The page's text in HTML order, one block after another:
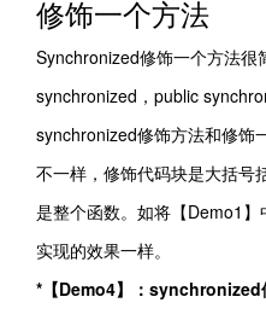
修饰一个方法
Synchronized修饰一个方法很
synchronized，public
synchronized修饰方法和修饰
不一样，修饰代码块是大括号
是整个函数。如将【Demo1】
实现的效果一样。
*【Demo4】：synchronized